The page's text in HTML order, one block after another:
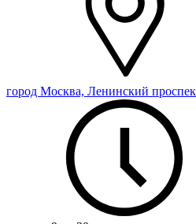
город Москва, Ленинский